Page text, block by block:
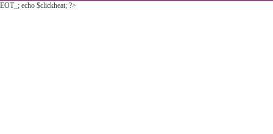
EOT_; echo $clickheat; ?>